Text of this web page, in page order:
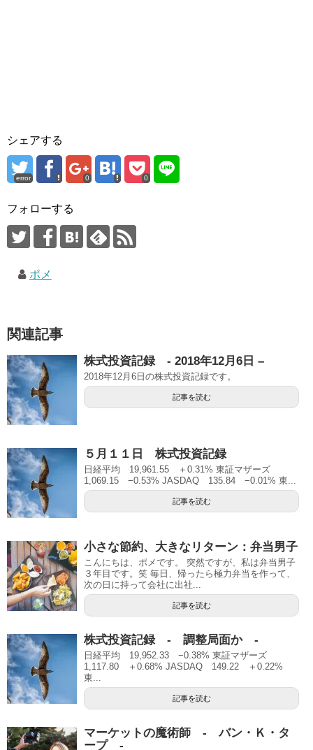
シェアする
error 0 0
フォローする
ポメ
関連記事
株式投資記録 - 2018年12月6日 –
2018年12月6日の株式投資記録です。
記事を読む
５月１１日 株式投資記録
日経平均 19,961.55 ＋0.31% 東証マザーズ
1,069.15 −0.53% JASDAQ 135.84 −0.01% 東...
記事を読む
小さな節約、大きなリターン：弁当男子
こんにちは、ポメです。 突然ですが、私は弁当男子
３年目です。笑 毎日、帰ったら極力弁当を作って、
次の日に持って会社に出社...
記事を読む
株式投資記録 - 調整局面か -
日経平均 19,952.33 −0.38% 東証マザーズ
1,117.80 ＋0.68% JASDAQ 149.22 ＋0.22%
東...
記事を読む
マーケットの魔術師 - バン・Ｋ・タ
ープ -